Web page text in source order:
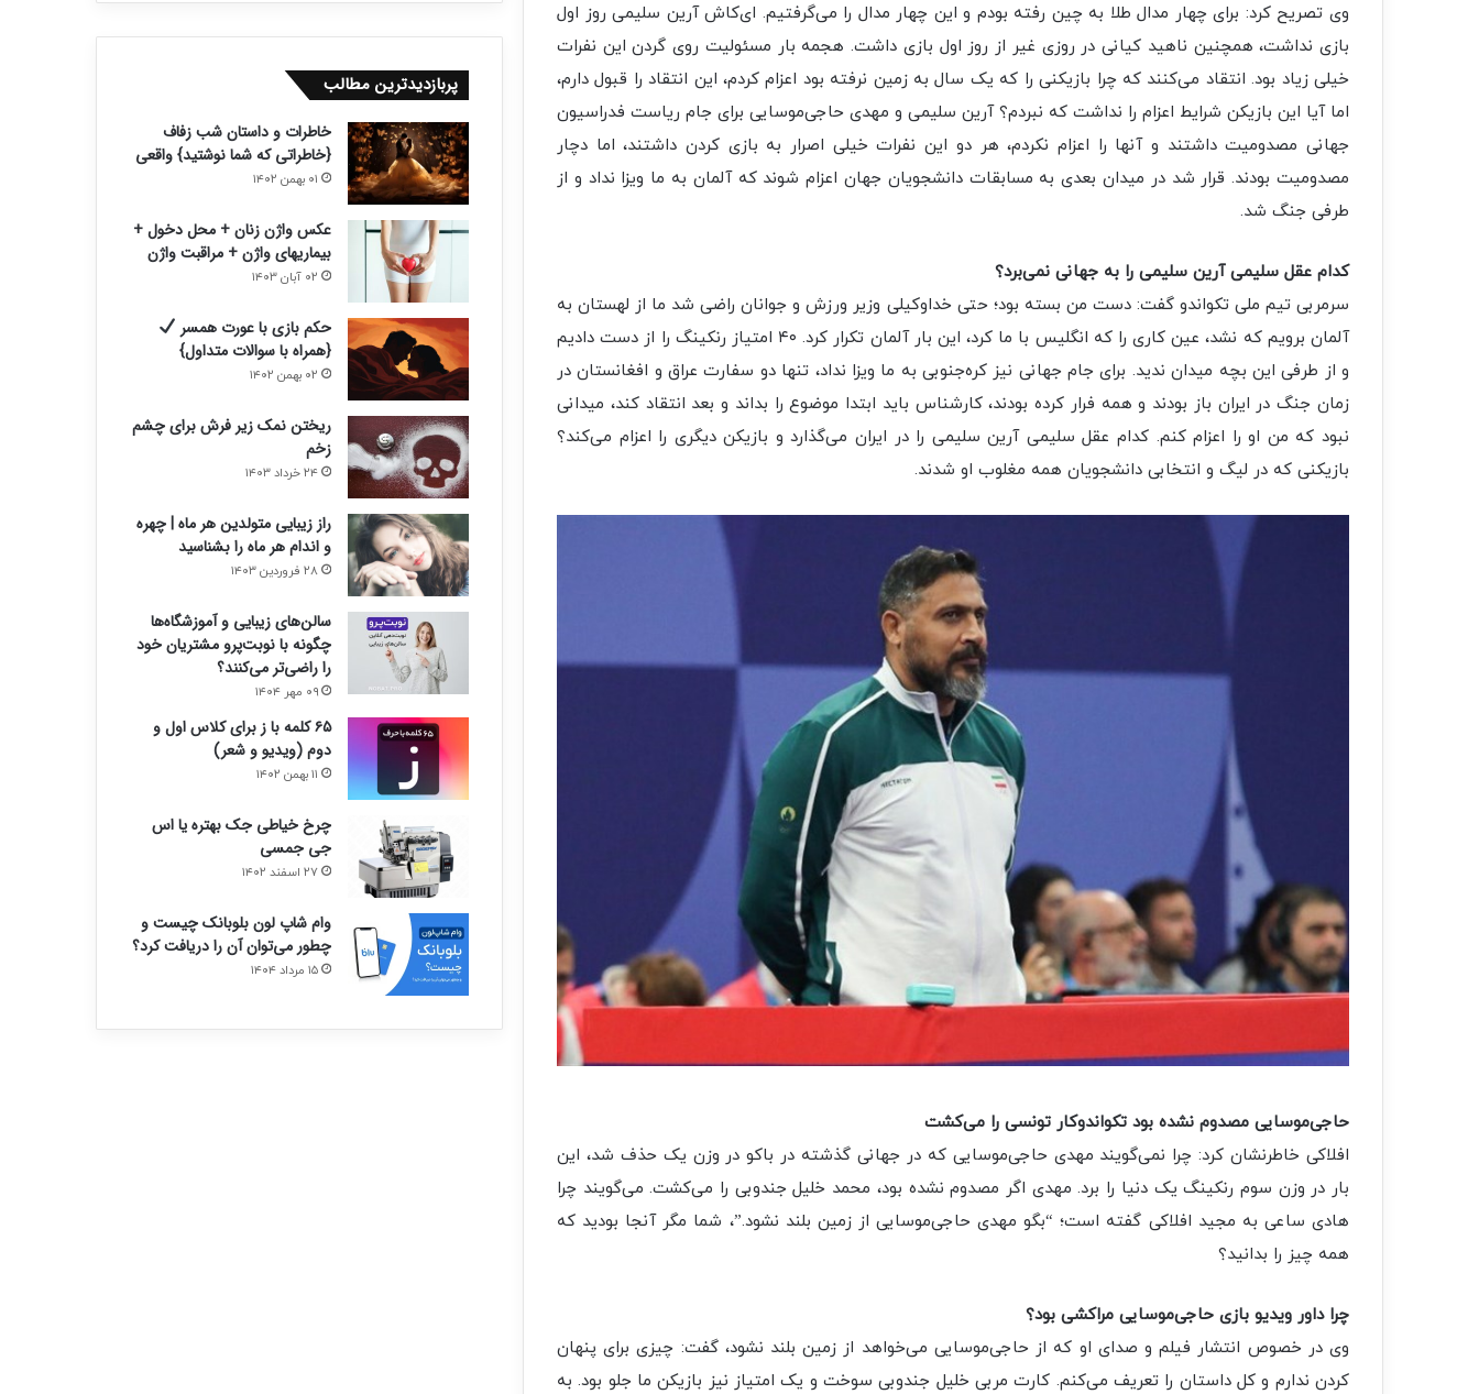
وی تصریح کرد: برای چهار مدال طلا به چین رفته بودم و این چهار مدال را می‌گرفتیم. ای‌کاش آرین سلیمی روز اول
بازی نداشت، همچنین ناهید کیانی در روزی غیر از روز اول بازی داشت. هجمه بار مسئولیت روی گردن این نفرات
خیلی زیاد بود. انتقاد می‌کنند که چرا بازیکنی را که یک سال به زمین نرفته بود اعزام کردم، این انتقاد را قبول دارم،
اما آیا این بازیکن شرایط اعزام را نداشت که نبردم؟ آرین سلیمی و مهدی حاجی‌موسایی برای جام ریاست فدراسیون
جهانی مصدومیت داشتند و آنها را اعزام نکردم، هر دو این نفرات خیلی اصرار به بازی کردن داشتند، اما دچار
مصدومیت بودند. قرار شد در میدان بعدی به مسابقات دانشجویان جهان اعزام شوند که آلمان به ما ویزا نداد و از
طرفی جنگ شد.
کدام عقل سلیمی آرین سلیمی را به جهانی نمی‌برد؟
سرمربی تیم ملی تکواندو گفت: دست من بسته بود؛ حتی خداوکیلی وزیر ورزش و جوانان راضی شد ما از لهستان به
آلمان برویم که نشد، عین کاری را که انگلیس با ما کرد، این بار آلمان تکرار کرد. ۴۰ امتیاز رنکینگ را از دست دادیم
و از طرفی این بچه میدان ندید. برای جام جهانی نیز کره‌جنوبی به ما ویزا نداد، تنها دو سفارت عراق و افغانستان در
زمان جنگ در ایران باز بودند و همه فرار کرده بودند، کارشناس باید ابتدا موضوع را بداند و بعد انتقاد کند، میدانی
نبود که من او را اعزام کنم. کدام عقل سلیمی آرین سلیمی را در ایران می‌گذارد و بازیکن دیگری را اعزام می‌کند؟
بازیکنی که در لیگ و انتخابی دانشجویان همه مغلوب او شدند.
حاجی‌موسایی مصدوم نشده بود تکواندوکار تونسی را می‌کشت
افلاکی خاطرنشان کرد: چرا نمی‌گویند مهدی حاجی‌موسایی که در جهانی گذشته در باکو در وزن یک حذف شد، این
بار در وزن سوم رنکینگ یک دنیا را برد. مهدی اگر مصدوم نشده بود، محمد خلیل جندوبی را می‌کشت. می‌گویند چرا
هادی ساعی به مجید افلاکی گفته است؛ “بگو مهدی حاجی‌موسایی از زمین بلند نشود.”، شما مگر آنجا بودید که
همه چیز را بدانید؟
چرا داور ویدیو بازی حاجی‌موسایی‌ مراکشی بود؟
وی در خصوص انتشار فیلم و صدای او که از حاجی‌موسایی می‌خواهد از زمین بلند نشود، گفت: چیزی برای پنهان
کردن ندارم و کل داستان را تعریف می‌کنم. کارت مربی خلیل جندوبی سوخت و یک امتیاز نیز بازیکن ما جلو بود. به
ل
ب
ع
د
پربازدیدترین مطالب
خاطرات و داستان شب زفاف
{خاطراتی که شما نوشتید} واقعی
۰۱ بهمن ۱۴۰۲
عکس واژن زنان + محل دخول +
بیماریهای واژن + مراقبت واژن
۰۲ آبان ۱۴۰۳
حکم بازی با عورت همسر
{همراه با سوالات متداول}
۰۲ بهمن ۱۴۰۲
ریختن نمک زیر فرش برای چشم
زخم
۲۴ خرداد ۱۴۰۳
راز زیبایی متولدین هر ماه | چهره
و اندام هر ماه را بشناسید
۲۸ فروردین ۱۴۰۳
سالن‌های زیبایی و آموزشگاه‌ها
چگونه با نوبت‌پرو مشتریان خود
را راضی‌تر می‌کنند؟
۰۹ مهر ۱۴۰۴
۶۵ کلمه با ز برای کلاس اول و
دوم (ویدیو و شعر)
۱۱ بهمن ۱۴۰۲
چرخ خیاطی جک بهتره یا اس
جی جمسی
۲۷ اسفند ۱۴۰۲
وام شاپ لون بلوبانک چیست و
چطور می‌توان آن را دریافت کرد؟
۱۵ مرداد ۱۴۰۴